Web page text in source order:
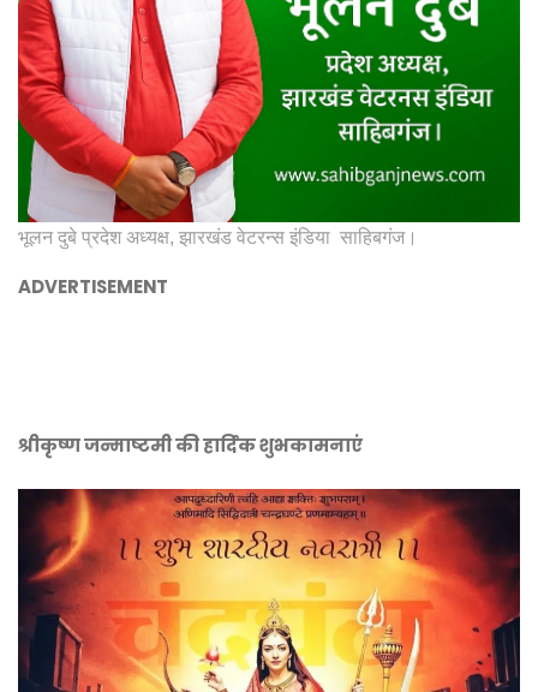
भूलन दुबे प्रदेश अध्यक्ष, झारखंड वेटरन्स इंडिया साहिबगंज।
ADVERTISEMENT
श्रीकृष्ण जन्माष्टमी की हार्दिक शुभकामनाएं